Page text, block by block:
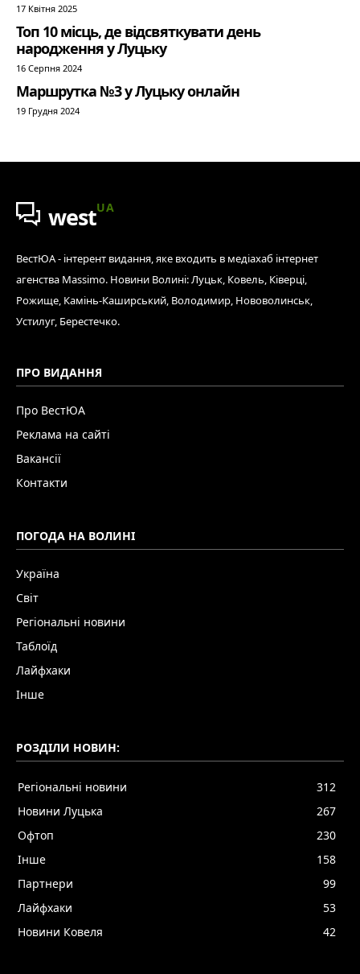
17 Квітня 2025
Топ 10 місць, де відсвяткувати день
народження у Луцьку
16 Серпня 2024
Маршрутка №3 у Луцьку онлайн
19 Грудня 2024
westUA
ВестЮА - інтерент видання, яке входить в медіахаб інтернет
агенства Massimo. Новини Волині: Луцьк, Ковель, Ківерці,
Рожище, Камінь-Каширський, Володимир, Нововолинськ,
Устилуг, Берестечко.
ПРО ВИДАННЯ
Про ВестЮА
Реклама на сайті
Вакансії
Контакти
ПОГОДА НА ВОЛИНІ
Україна
Світ
Регіональні новини
Таблоїд
Лайфхаки
Інше
РОЗДІЛИ НОВИН:
Регіональні новини
312
Новини Луцька
267
Офтоп
230
Інше
158
Партнери
99
Лайфхаки
53
Новини Ковеля
42